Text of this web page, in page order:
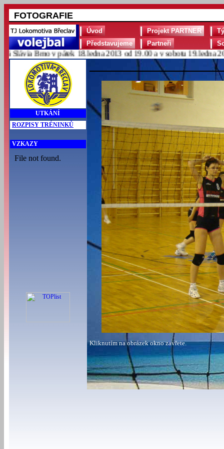
FOTOGRAFIE
Úvod Projekt PARTNER
Představujeme
Partneři
Brno v pátek 18.ledna 2013 od 19.00 a v sobotu 19.ledna 2013
UTKÁNÍ
ROZPISY TRÉNINKŮ
VZKAZY
Kliknutím na obrázek okno zavřete.